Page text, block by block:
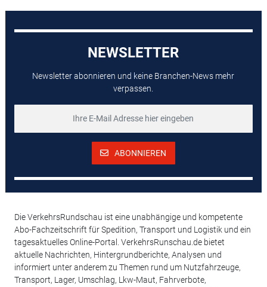
NEWSLETTER
Newsletter abonnieren und keine Branchen-News mehr
verpassen.
ABONNIEREN
Die VerkehrsRundschau ist eine unabhängige und kompetente
Abo-Fachzeitschrift für Spedition, Transport und Logistik und ein
tagesaktuelles Online-Portal. VerkehrsRunschau.de bietet
aktuelle Nachrichten, Hintergrundberichte, Analysen und
informiert unter anderem zu Themen rund um Nutzfahrzeuge,
Transport, Lager, Umschlag, Lkw-Maut, Fahrverbote,